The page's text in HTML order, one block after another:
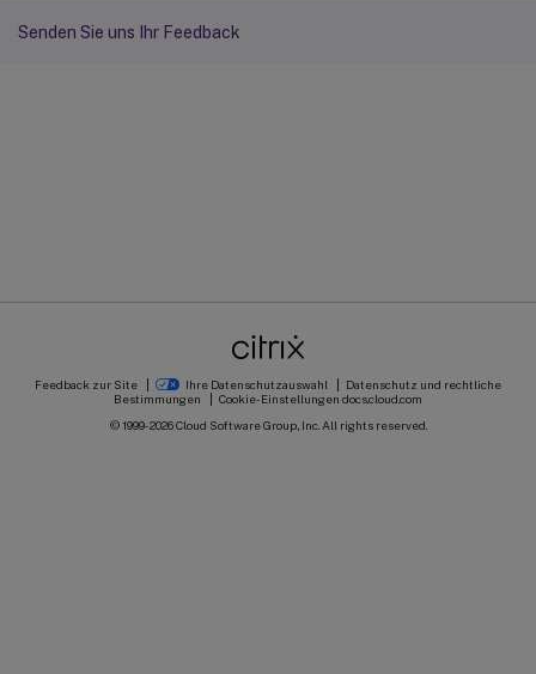
Senden Sie uns Ihr Feedback
Feedback zur Site Ihre Datenschutzauswahl
Datenschutz und rechtliche
Bestimmungen
Cookie-Einstellungen docs.cloud.com
© 1999-2026Cloud Software Group, Inc. All rights reserved.